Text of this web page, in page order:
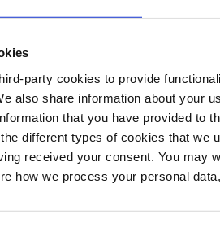
party cookies to provide
also share information about your
that you have provided to
different types of cookies that
received your consent. You may
how we process your personal